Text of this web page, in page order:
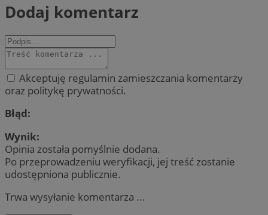
Dodaj komentarz
Akceptuję regulamin zamieszczania komentarzy
oraz politykę prywatności.
Błąd:
Wynik:
Opinia została pomyślnie dodana.
Po przeprowadzeniu weryfikacji, jej treść zostanie
udostępniona publicznie.
Trwa wysyłanie komentarza ...